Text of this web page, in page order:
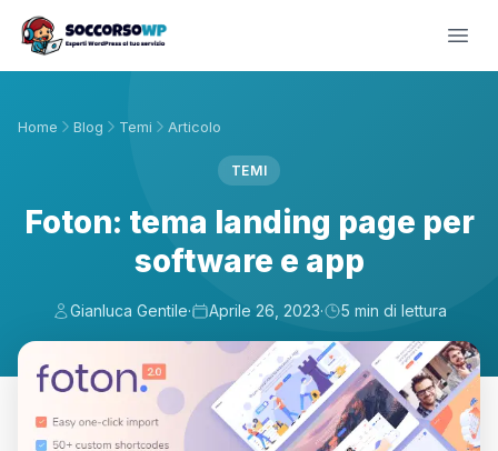
Home Blog Temi Articolo
TEMI
Foton: tema landing page per
software e app
Gianluca Gentile· Aprile 26, 2023· 5 min di lettura